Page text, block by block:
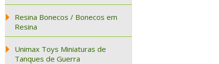
Resina Bonecos / Bonecos em
Resina
Unimax Toys Miniaturas de
Tanques de Guerra